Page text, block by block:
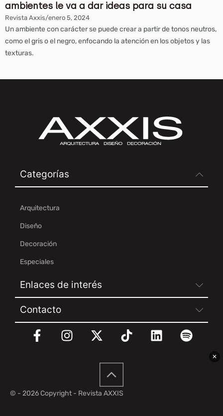
ambientes le va a dar ideas para su casa
Revista Axxis/enero 5, 2024
Un ambiente con carácter se puede crear a partir de tonos neutros,
como el gris o el negro, enfocando la atención en los objetos y las
texturas.
✕
Categorías
Arquitectura
Diseño
Decoración
Especiales
Enlaces de interés
Contacto
© - 2026 Copyright - Revista AXXIS